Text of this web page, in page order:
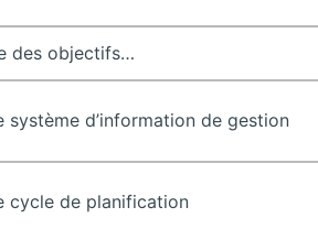
des objectifs…
système d’information de gestion
cycle de planification